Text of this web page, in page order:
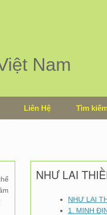
Nam
Liên Hệ Tìm
NHƯ LAI
NHƯ LAI
1. MINH